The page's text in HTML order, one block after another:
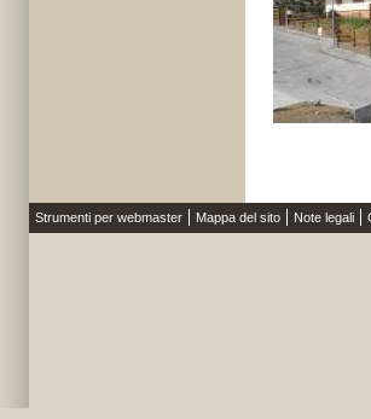
Strumenti per webmaster Mappa del sito Note legali